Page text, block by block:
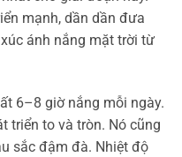
mạnh, dần dần đưa
ánh nắng mặt trời từ
6–8 giờ nắng mỗi ngày.
triển to và tròn. Nó cũng
sắc đậm đà. Nhiệt độ